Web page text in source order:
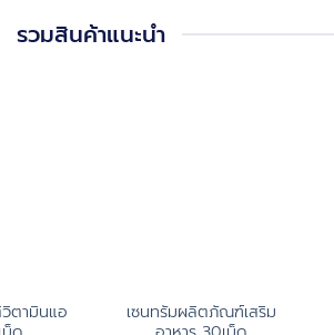
รวมสินค้าแนะนำ
ตามินแอ
เซนทรัมผลิตภัณฑ์เสริม